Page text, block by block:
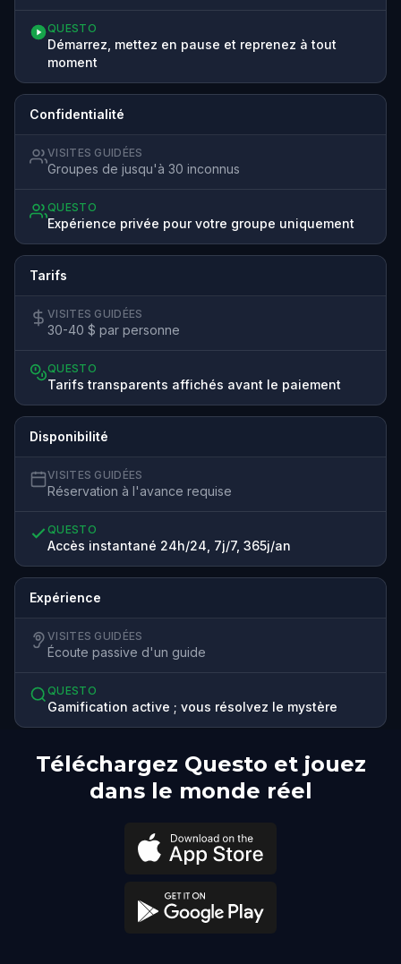
QUESTO
Démarrez, mettez en pause et reprenez à tout
moment
Confidentialité
VISITES GUIDÉES
Groupes de jusqu'à 30 inconnus
QUESTO
Expérience privée pour votre groupe uniquement
Tarifs
VISITES GUIDÉES
30-40 $ par personne
QUESTO
Tarifs transparents affichés avant le paiement
Disponibilité
VISITES GUIDÉES
Réservation à l'avance requise
QUESTO
Accès instantané 24h/24, 7j/7, 365j/an
Expérience
VISITES GUIDÉES
Écoute passive d'un guide
QUESTO
Gamification active ; vous résolvez le mystère
Téléchargez Questo et jouez
dans le monde réel